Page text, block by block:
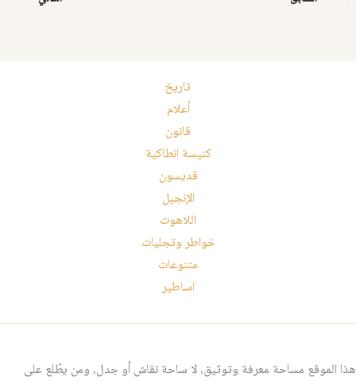
تاريخ
أعلام
قانون
كنيسة انطاكية
قديسون
الإنجيل
اللاهوت
خواطر وتجليات
متنوعات
اساطير
هذا الموقع مساحة معرفة وتوثيق، لا ساحة نقاش أو جدل، ومن يطّلع على